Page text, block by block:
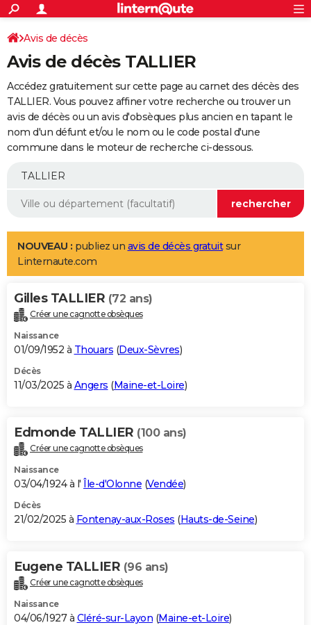
ACTUALITÉS
Politique
Société
Faits Divers
Education
Monde
Villes
+
SPORT
Coupe du monde 2026
Football
Tennis
Cyclisme
Rugby
Forum
Programme TV
TNT
Streaming
Cinéma
Sorties cinéma
Musique
+FINANCE
Retraite
Epargne
Immobilier
Risques naturels par ville
Banque
Assurance
AUTO
Essais
Réserver un essai
Citadines
Berlines
SUV
Forum auto
+
Mobiles
Meilleur smartphone
Internet
Ordinateurs
Jeux vidéo
Guide high-tech
Aménagement intérieur
LIFESTYLE
Art de vivre
Bien-être
Loisirs
Mode
Modes de vie
Alimentation
Guide de la santé
Maladies
Médicaments
Sommeil
VOYAGE
Destinations
City break
Voyage nature
Voyage de noces
Forum
Climat
+PHOTO
GUIDES D'ACHAT
BONS PLANS
Carte de Noël
Carte Bonne année
Carte Saint-Valentin
Carte Pâques
Carte d'anniversaire
DICTIONNAIRE
Dictionnaire
Biographies
Citations
Expressions
Proverbes
PROGRAMME TV
S'inscrire
Se connecter
Lycées
Collèges
Primaires
Universités
Entreprises
Service militaire
Avis de recherche
AVIS DE DÉCÈS
Bricolage
Lifestyle
Culture
Sport
Auto
Television
Voyage
Cinema
Avis de décès
Avis de décès TALLIER
Accédez gratuitement sur cette page au carnet des décès des
TALLIER. Vous pouvez affiner votre recherche ou trouver un
avis de décès ou un avis d'obsèques plus ancien en tapant le
nom d'un défunt et/ou le nom ou le code postal d'une
commune dans le moteur de recherche ci-dessous.
NOUVEAU : publiez un avis de décès gratuitsur
Linternaute.com
Gilles TALLIER (72 ans)
Créer une cagnotte obsèques
Naissance
01/09/1952 à Thouars (Deux-Sèvres)
Décès
11/03/2025 à Angers (Maine-et-Loire)
Edmonde TALLIER (100 ans)
Créer une cagnotte obsèques
Naissance
03/04/1924 à l' Île-d'Olonne (Vendée)
Décès
21/02/2025 à Fontenay-aux-Roses (Hauts-de-Seine)
Eugene TALLIER (96 ans)
Créer une cagnotte obsèques
Naissance
04/06/1927 à Cléré-sur-Layon (Maine-et-Loire)